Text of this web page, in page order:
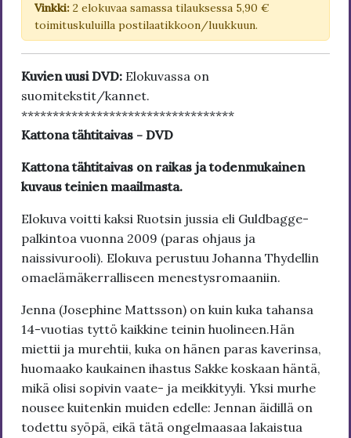
Vinkki: 2 elokuvaa samassa tilauksessa 5,90 €
toimituskuluilla postilaatikkoon/luukkuun.
Kuvien uusi DVD: Elokuvassa on
suomitekstit/kannet.
**********************************
Kattona tähtitaivas - DVD
Kattona tähtitaivas on raikas ja todenmukainen
kuvaus teinien maailmasta.
Elokuva voitti kaksi Ruotsin jussia eli Guldbagge-
palkintoa vuonna 2009 (paras ohjaus ja
naissivurooli). Elokuva perustuu Johanna Thydellin
omaelämäkerralliseen menestysromaaniin.
Jenna (Josephine Mattsson) on kuin kuka tahansa
14-vuotias tyttö kaikkine teinin huolineen.Hän
miettii ja murehtii, kuka on hänen paras kaverinsa,
huomaako kaukainen ihastus Sakke koskaan häntä,
mikä olisi sopivin vaate- ja meikkityyli. Yksi murhe
nousee kuitenkin muiden edelle: Jennan äidillä on
todettu syöpä, eikä tätä ongelmaasaa lakaistua